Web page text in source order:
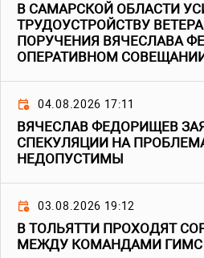
В САМАРСКОЙ ОБЛАСТИ
ТРУДОУСТРОЙСТВУ
ПОРУЧЕНИЯ ВЯЧЕСЛАВА
ОПЕРАТИВНОМ
04.08.2026 17:11
ВЯЧЕСЛАВ ФЕДОРИЩЕВ
СПЕКУЛЯЦИИ НА
НЕДОПУСТИМЫ
03.08.2026 19:12
В ТОЛЬЯТТИ ПРОХОДЯТ
МЕЖДУ КОМАНДАМИ